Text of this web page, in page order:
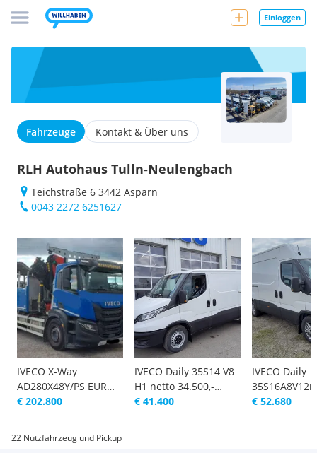
Einloggen
Fahrzeuge Kontakt & Über uns
RLH Autohaus Tulln-Neulengbach
Teichstraße 6 3442 Asparn
0043 2272 6251627
IVECO X-Way
AD280X48Y/PS EUR
169.000,-netto LKW
€ 202.800
IVECO Daily 35S14 V8
H1 netto 34.500,-
Transporter /
€ 41.400
IVECO Daily
Transporter /
€ 52.680
22 Nutzfahrzeug und Pickup